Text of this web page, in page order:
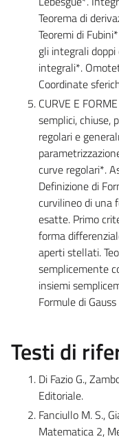
Teorema di
Teoremi di
gli integrali
integrali*.
Coordinate
CURVE E
semplici, chiuse,
regolari e
curve regolari*.
Definizione di
curvilineo di una
esatte. Primo
forma
aperti stellati.
semplicemente
insiemi
Formule di
Testi di
Di Fazio G.,
Editoriale.
Fanciullo M. S.,
Matematica 2,